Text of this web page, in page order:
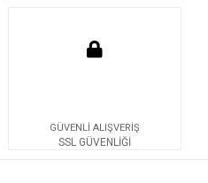
GÜVENLİ ALIŞVERİŞ
SSL GÜVENLİĞİ